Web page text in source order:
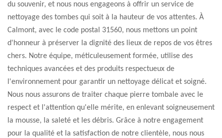
du souvenir, et nous nous engageons à offrir un service de
nettoyage des tombes qui soit à la hauteur de vos attentes. À
Calmont, avec le code postal 31560, nous mettons un point
d'honneur à préserver la dignité des lieux de repos de vos êtres
chers. Notre équipe, méticuleusement formée, utilise des
techniques avancées et des produits respectueux de
l'environnement pour garantir un nettoyage délicat et soigné.
Nous nous assurons de traiter chaque pierre tombale avec le
respect et l'attention qu'elle mérite, en enlevant soigneusement
la mousse, la saleté et les débris. Grâce à notre engagement
pour la qualité et la satisfaction de notre clientèle, nous nous